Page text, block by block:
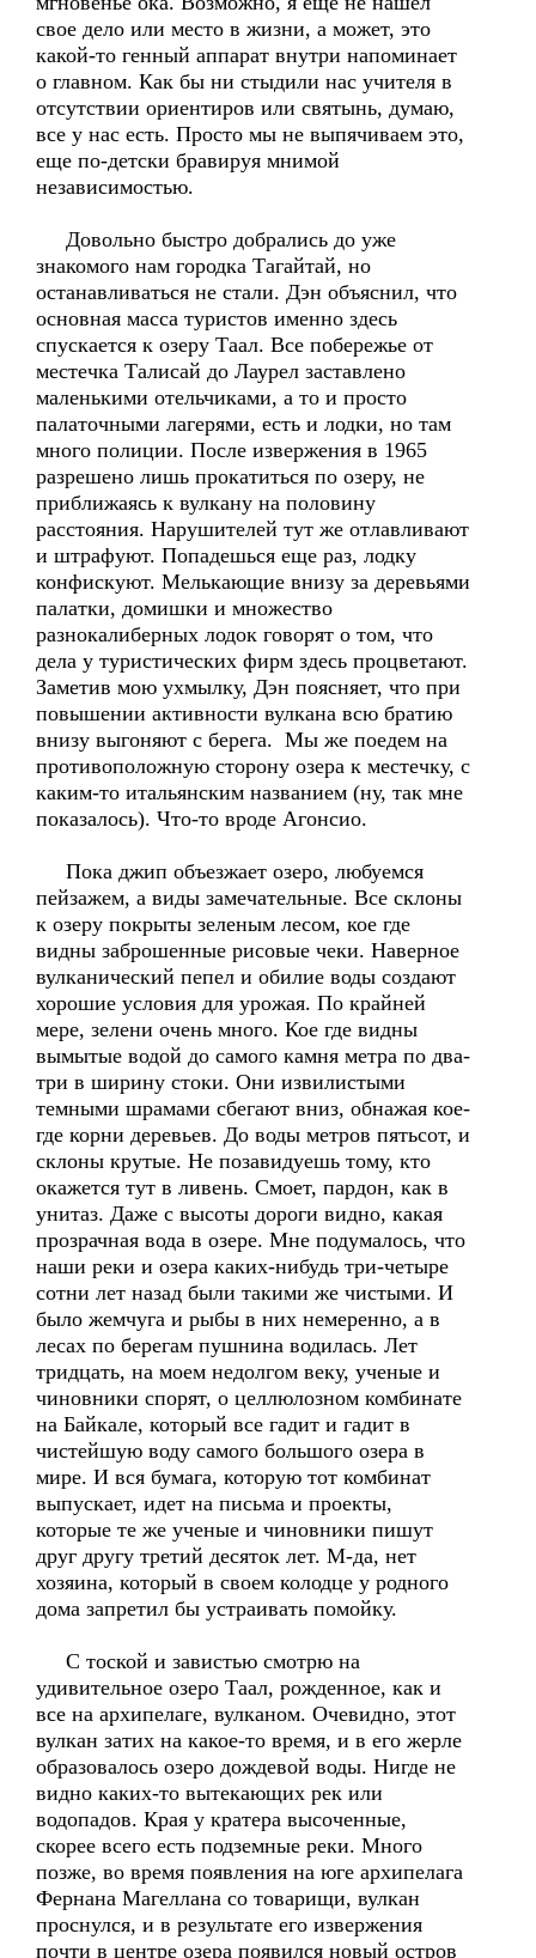
свое дело или место в жизни, а может, это
какой-то генный аппарат внутри напоминает
о главном. Как бы ни стыдили нас учителя в
отсутствии ориентиров или святынь, думаю,
все у нас есть. Просто мы не выпячиваем это,
еще по-детски бравируя мнимой
независимостью.
Довольно быстро добрались до уже
знакомого нам городка Тагайтай, но
останавливаться не стали. Дэн объяснил, что
основная масса туристов именно здесь
спускается к озеру Таал. Все побережье от
местечка Талисай до Лаурел заставлено
маленькими отельчиками, а то и просто
палаточными лагерями, есть и лодки, но там
много полиции. После извержения в 1965
разрешено лишь прокатиться по озеру, не
приближаясь к вулкану на половину
расстояния. Нарушителей тут же отлавливают
и штрафуют. Попадешься еще раз, лодку
конфискуют. Мелькающие внизу за деревьями
палатки, домишки и множество
разнокалиберных лодок говорят о том, что
дела у туристических фирм здесь процветают.
Заметив мою ухмылку, Дэн поясняет, что при
повышении активности вулкана всю братию
внизу выгоняют с берега. Мы же поедем на
противоположную сторону озера к местечку, с
каким-то итальянским названием (ну, так мне
показалось). Что-то вроде Агонсио.
Пока джип объезжает озеро, любуемся
пейзажем, а виды замечательные. Все склоны
к озеру покрыты зеленым лесом, кое где
видны заброшенные рисовые чеки. Наверное
вулканический пепел и обилие воды создают
хорошие условия для урожая. По крайней
мере, зелени очень много. Кое где видны
вымытые водой до самого камня метра по два-
три в ширину стоки. Они извилистыми
темными шрамами сбегают вниз, обнажая кое-
где корни деревьев. До воды метров пятьсот, и
склоны крутые. Не позавидуешь тому, кто
окажется тут в ливень. Смоет, пардон, как в
унитаз. Даже с высоты дороги видно, какая
прозрачная вода в озере. Мне подумалось, что
наши реки и озера каких-нибудь три-четыре
сотни лет назад были такими же чистыми. И
было жемчуга и рыбы в них немеренно, а в
лесах по берегам пушнина водилась. Лет
тридцать, на моем недолгом веку, ученые и
чиновники спорят, о целлюлозном комбинате
на Байкале, который все гадит и гадит в
чистейшую воду самого большого озера в
мире. И вся бумага, которую тот комбинат
выпускает, идет на письма и проекты,
которые те же ученые и чиновники пишут
друг другу третий десяток лет. М-да, нет
хозяина, который в своем колодце у родного
дома запретил бы устраивать помойку.
С тоской и завистью смотрю на
удивительное озеро Таал, рожденное, как и
все на архипелаге, вулканом. Очевидно, этот
вулкан затих на какое-то время, и в его жерле
образовалось озеро дождевой воды. Нигде не
видно каких-то вытекающих рек или
водопадов. Края у кратера высоченные,
скорее всего есть подземные реки. Много
позже, во время появления на юге архипелага
Фернана Магеллана со товарищи, вулкан
проснулся, и в результате его извержения
почти в центре озера появился новый остров